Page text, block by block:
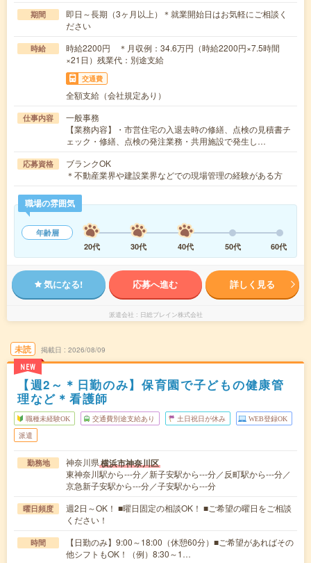
期間
即日～長期（3ヶ月以上）＊就業開始日はお気軽にご相談く
ださい
時給
時給2200円 ＊月収例：34.6万円（時給2200円×7.5時間
×21日）残業代：別途支給
交通費
全額支給（会社規定あり）
仕事内容
一般事務
【業務内容】・市営住宅の入退去時の修繕、点検の見積書チ
ェック・修繕、点検の発注業務・共用施設で発生し…
応募資格
ブランクOK
＊不動産業界や建設業界などでの現場管理の経験がある方
職場の雰囲気
年齢層
20代
30代 40代 50代 60代
気になる! 応募へ進む 詳しく見る
派遣会社 日総ブレイン株式会社
未読
NEW
掲載日 2026/08/09
【週2～＊日勤のみ】保育園で子どもの健康管
理など＊看護師
職種未経験OK 交通費別途支給あり 土日祝日が休み WEB登録OK
派遣
勤務地 神奈川県横浜市神奈川区
東神奈川駅から---分／新子安駅から---分／反町駅から---分／
京急新子安駅から---分／子安駅から---分
曜日頻度
週2日～OK！ ■曜日固定の相談OK！ ■ご希望の曜日をご相談
ください！
時間
【日勤のみ】9:00～18:00（休憩60分）■ご希望があればその
他シフトもOK！（例）8:30～1…